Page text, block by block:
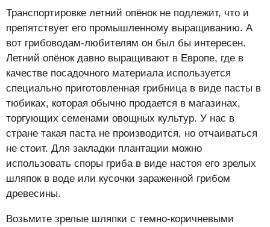
Транспортировке летний опёнок не подлежит, что и
препятствует его промышленному выращиванию. А
вот грибоводам-любителям он был бы интересен.
Летний опёнок давно выращивают в Европе, где в
качестве посадочного материала используется
специально приготовленная грибница в виде пасты в
тюбиках, которая обычно продается в магазинах,
торгующих семенами овощных культур. У нас в
стране такая паста не производится, но отчаиваться
не стоит. Для закладки плантации можно
использовать споры гриба в виде настоя его зрелых
шляпок в воде или кусочки зараженной грибом
древесины.
Возьмите зрелые шляпки с темно-коричневыми